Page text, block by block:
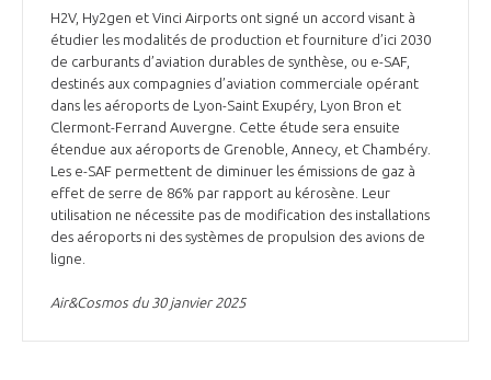
H2V, Hy2gen et Vinci Airports ont signé un accord visant à
étudier les modalités de production et fourniture d’ici 2030
de carburants d’aviation durables de synthèse, ou e-SAF,
destinés aux compagnies d’aviation commerciale opérant
dans les aéroports de Lyon-Saint Exupéry, Lyon Bron et
Clermont-Ferrand Auvergne. Cette étude sera ensuite
étendue aux aéroports de Grenoble, Annecy, et Chambéry.
Les e-SAF permettent de diminuer les émissions de gaz à
effet de serre de 86% par rapport au kérosène. Leur
utilisation ne nécessite pas de modification des installations
des aéroports ni des systèmes de propulsion des avions de
ligne.
Air&Cosmos du 30 janvier 2025